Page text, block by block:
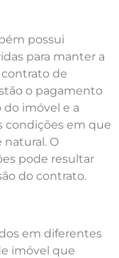
possui
para manter a
de
o pagamento
do imóvel e a
condições em que
natural. O
pode resultar
do contrato.
em diferentes
imóvel que